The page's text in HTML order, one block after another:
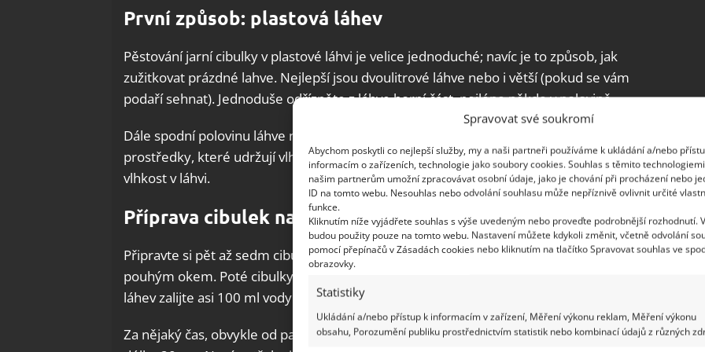
Spravovat své soukromí
Abychom poskytli co nejlepší služby, my a naši partneři používáme k ukládání a/nebo
informacím o zařízeních, technologie jako soubory cookies. Souhlas s těmito
našim partnerům umožní zpracovávat osobní údaje, jako je chování při procházení nebo
ID na tomto webu. Nesouhlas nebo odvolání souhlasu může nepříznivě ovlivnit určité
funkce.
Kliknutím níže vyjádřete souhlas s výše uvedeným nebo proveďte podrobnější rozhodnutí.
budou použity pouze na tomto webu. Nastavení můžete kdykoli změnit, včetně odvolání
pomocí přepínačů v Zásadách cookies nebo kliknutím na tlačítko Spravovat souhlas ve
obrazovky.
Statistiky
Ukládání a/nebo přístup k informacím v zařízení, Měření výkonu reklam, Měření výkonu
obsahu, Porozumění publiku prostřednictvím statistik nebo kombinací údajů z různých
První způsob: plastová láhev
Pěstování jarní cibulky v plastové láhvi je velice jednoduché; navíc je to způsob, jak
zužitkovat prázdné lahve. Nejlepší jsou dvoulitrové láhve nebo i větší (pokud se vám
podaří sehnat). Jednoduše odřízněte z láhve horní část, nejlépe někde v polovině.
Dále spodní polovinu láhve naplňte pilinami, toaletním papírem, látkami nebo jinými
prostředky, které udržují vlhkost. Funkce těchto prostředků je dlouhodobě udržet
vlhkost v láhvi.
Příprava cibulek na pěstování
Připravte si pět až sedm cibulek a odetněte jim horní část tak, aby byla vidět buničina
pouhým okem. Poté cibulky naskládejte nahoru na vyplněnou láhev. Takto připravenou
láhev zalijte asi 100 ml vody a přikryjte horní částí láhve.
Za nějaký čas, obvykle od patnácti do třiceti dnů, začnou cibulky růst a brzy narostou na